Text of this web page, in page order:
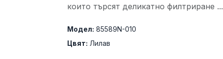
които търсят деликатно филтриране ...
Модел: 85589N-010
Цвят: Лилав